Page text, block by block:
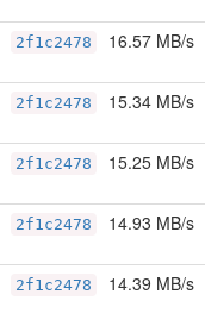
2f1c2478 16.57 MB/s
2f1c2478 15.34 MB/s
2f1c2478 15.25 MB/s
2f1c2478 14.93 MB/s
2f1c2478 14.39 MB/s